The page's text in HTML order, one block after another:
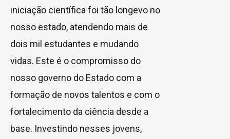
iniciação científica foi tão longevo no
nosso estado, atendendo mais de
dois mil estudantes e mudando
vidas. Este é o compromisso do
nosso governo do Estado com a
formação de novos talentos e com o
fortalecimento da ciência desde a
base. Investindo nesses jovens,